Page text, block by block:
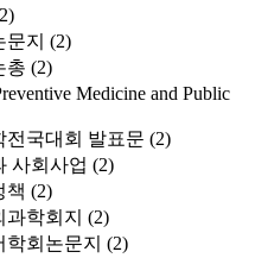
지 (2)
총 (2)
Medicine and Public
전국대회 발표문 (2)
사회사업 (2)
책 (2)
학회지 (2)
회논문지 (2)